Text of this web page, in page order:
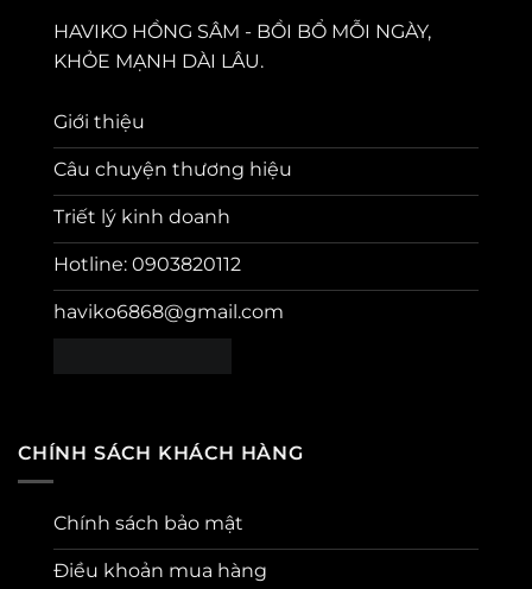
HAVIKO HỒNG SÂM - BỒI BỔ MỖI NGÀY,
KHỎE MẠNH DÀI LÂU.
Giới thiệu
Câu chuyện thương hiệu
Triết lý kinh doanh
Hotline: 0903820112
haviko6868@gmail.com
CHÍNH SÁCH KHÁCH HÀNG
Chính sách bảo mật
Điều khoản mua hàng